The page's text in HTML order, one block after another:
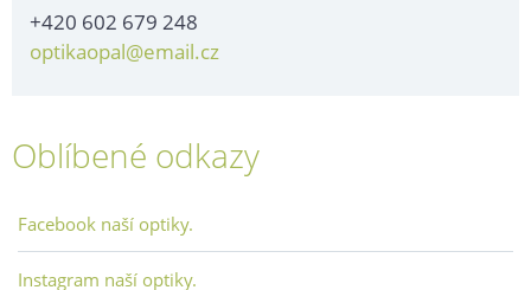
+420 602 679 248
optikaopal@email.cz
Oblíbené odkazy
Facebook naší optiky.
Instagram naší optiky.